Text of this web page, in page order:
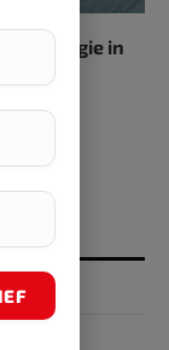
energie in